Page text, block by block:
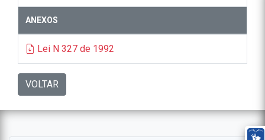
ANEXOS
Lei N 327 de 1992
VOLTAR